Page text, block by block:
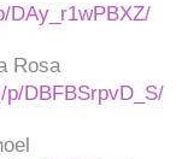
DAy_r1wPBXZ/
Rosa
DBFBSrpvD_S/